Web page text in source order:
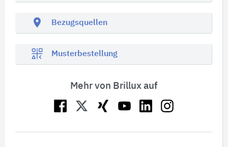
location_on Bezugsquellen
Musterbestellung
Mehr von Brillux auf